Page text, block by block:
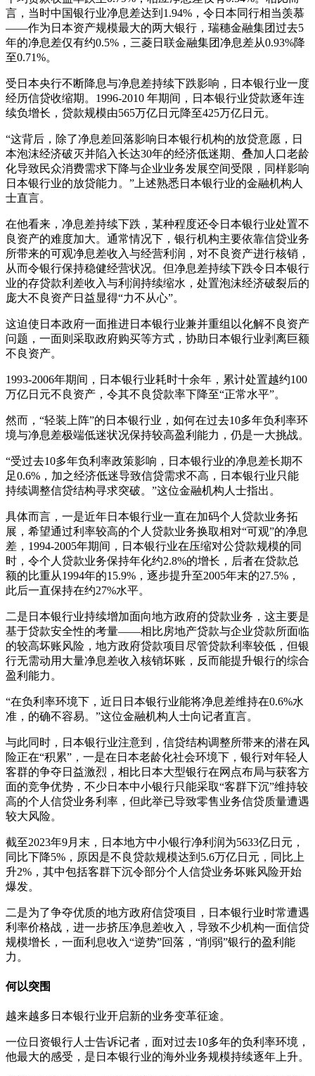
言，当时中国银行业净息差达到1.94%，令日本同行相当羡慕
——作为日本资产规模最大的两大银行，瑞穗金融集团过去5
年的净息差仅有约0.5%，三菱日联金融集团净息差从0.93%降
至0.71%。
受日本央行不断降息与净息差持续下跌影响，日本银行业一度
经历信贷收缩期。1996-2010 年期间，日本银行业贷款逐年连
续负增长，贷款规模由565万亿日元降至425万亿日元。
“这背后，除了净息差回落影响日本银行机构的放贷意愿，日
本泡沫经济破灭并陷入长达30年的经济低迷期、叠加人口老龄
化导致民众消费需求下降与企业业务发展空间受限，同样影响
日本银行业的放贷能力。”上述熟悉日本银行业的金融机构人
士直言。
在他看来，净息差持续下跌，某种程度还令日本银行业处置不
良资产的难度加大。通常情况下，银行机构主要依靠信贷业务
所带来的可观净息差收入与经营利润，对不良资产进行核销，
从而令银行保持稳健经营状况。但净息差持续下跌令日本银行
业的存贷款利差收入与利润持续缩水，处置泡沫经济破裂后的
庞大不良资产日益显得“力不从心”。
这迫使日本政府一面推进日本银行业兼并重组以化解不良资产
问题，一面则采取政府购买等方式，协助日本银行业剥离巨额
不良资产。
1993-2006年期间，日本银行业耗时十余年，累计处置越约100
万亿日元不良资产，令其不良贷款率下降至“正常水平”。
然而，“轻装上阵”的日本银行业，如何在过去10多年负利率环
境与净息差极端低迷状况保持较高盈利能力，仍是一大挑战。
“受过去10多年负利率政策影响，日本银行业的净息差长期不
足0.6%，加之经济低迷导致信贷需求不高，日本银行业只能
持续调整信贷结构寻求突破。”这位金融机构人士指出。
具体而言，一是近年日本银行业一直在加码个人贷款业务拓
展，希望通过利率较高的个人贷款业务换取相对“可观”的净息
差，1994-2005年期间，日本银行业在压缩对公贷款规模的同
时，令个人贷款业务保持年化约2.8%的增长，后者在贷款总
额的比重从1994年的15.9%，逐步提升至2005年末的27.5%，
此后一直保持在约27%水平。
二是日本银行业持续增加面向地方政府的贷款业务，这主要是
基于贷款安全性的考量——相比房地产贷款与企业贷款所面临
的较高坏账风险，地方政府贷款项目尽管贷款利率较低，但银
行无需动用大量净息差收入核销坏账，反而能提升银行的综合
盈利能力。
“在负利率环境下，近日日本银行业能将净息差维持在0.6%水
准，的确不容易。”这位金融机构人士向记者直言。
与此同时，日本银行业注意到，信贷结构调整所带来的潜在风
险正在“积累”，一是在日本老龄化社会环境下，银行对年轻人
客群的争夺日益激烈，相比日本大型银行在网点布局与获客方
面的竞争优势，不少日本中小银行只能采取“客群下沉”维持较
高的个人信贷业务利率，但此举已导致零售业务信贷质量遭遇
较大风险。
截至2023年9月末，日本地方中小银行净利润为5633亿日元，
同比下降5%，原因是不良贷款规模达到5.6万亿日元，同比上
升2%，其中包括客群下沉令部分个人信贷业务坏账风险开始
爆发。
二是为了争夺优质的地方政府信贷项目，日本银行业时常遭遇
利率价格战，进一步挤压净息差收入，导致不少机构一面信贷
规模增长，一面利息收入“逆势”回落，“削弱”银行的盈利能
力。
何以突围
越来越多日本银行业开启新的业务变革征途。
一位日资银行人士告诉记者，面对过去10多年的负利率环境，
他最大的感受，是日本银行业的海外业务规模持续逐年上升。